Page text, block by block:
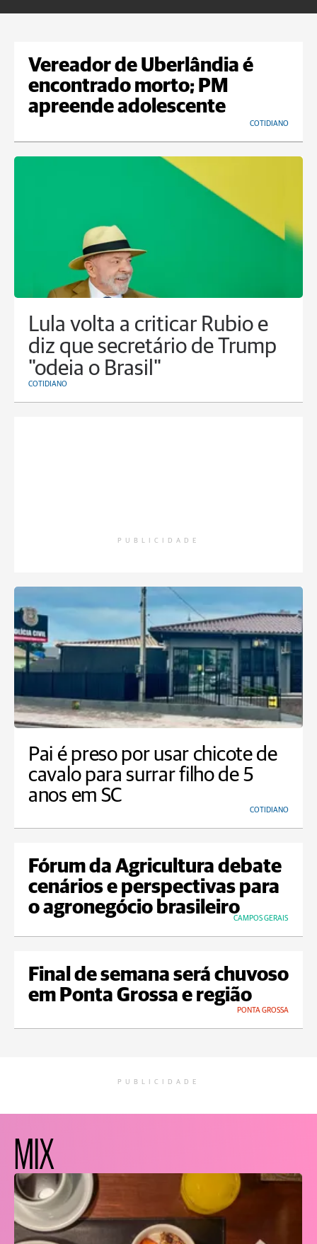
Vereador de Uberlândia é
encontrado morto; PM
apreende adolescente
COTIDIANO
Lula volta a criticar Rubio e
diz que secretário de Trump
"odeia o Brasil"
COTIDIANO
PUBLICIDADE
Pai é preso por usar chicote de
cavalo para surrar filho de 5
anos em SC
COTIDIANO
Fórum da Agricultura debate
cenários e perspectivas para
o agronegócio brasileiro
CAMPOS GERAIS
Final de semana será chuvoso
em Ponta Grossa e região
PONTA GROSSA
PUBLICIDADE
MIX